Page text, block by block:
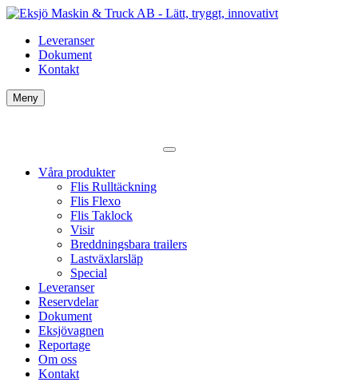
Leveranser
Dokument
Kontakt
Meny
Våra produkter
Flis Rulltäckning
Flis Flexo
Flis Taklock
Visir
Breddningsbara trailers
Lastväxlarsläp
Special
Leveranser
Reservdelar
Dokument
Eksjövagnen
Reportage
Om oss
Kontakt